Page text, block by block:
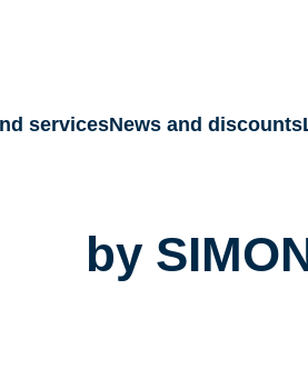
servicesNews and discounts
by